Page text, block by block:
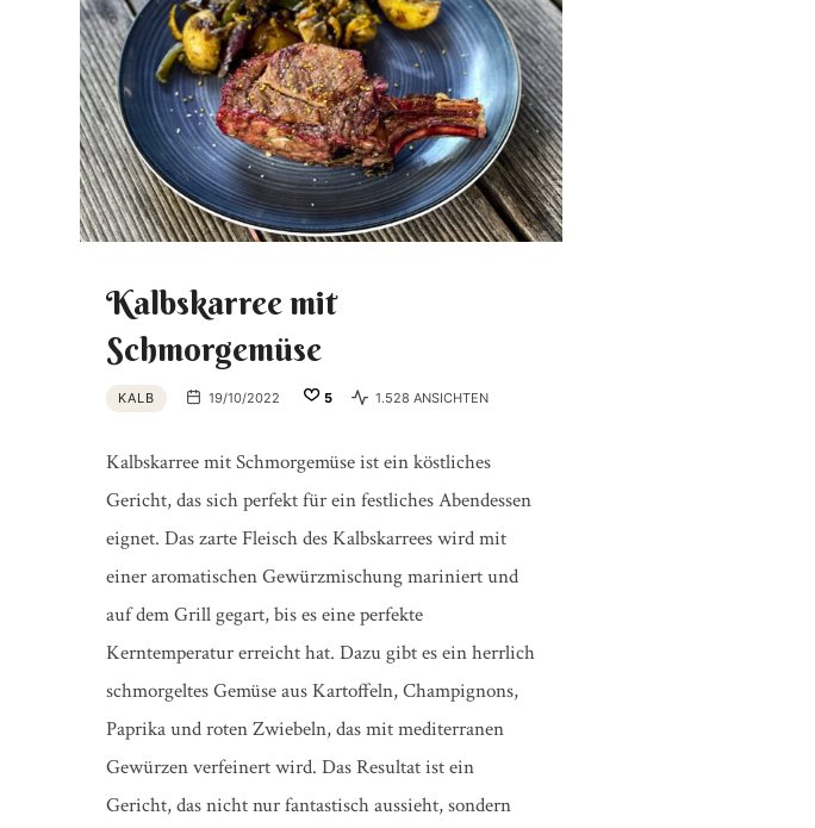
Kalbskarree mit
Schmorgemüse
KALB 19/10/2022 5 1.528 ANSICHTEN
Kalbskarree mit Schmorgemüse ist ein köstliches
Gericht, das sich perfekt für ein festliches Abendessen
eignet. Das zarte Fleisch des Kalbskarrees wird mit
einer aromatischen Gewürzmischung mariniert und
auf dem Grill gegart, bis es eine perfekte
Kerntemperatur erreicht hat. Dazu gibt es ein herrlich
schmorgeltes Gemüse aus Kartoffeln, Champignons,
Paprika und roten Zwiebeln, das mit mediterranen
Gewürzen verfeinert wird. Das Resultat ist ein
Gericht, das nicht nur fantastisch aussieht, sondern